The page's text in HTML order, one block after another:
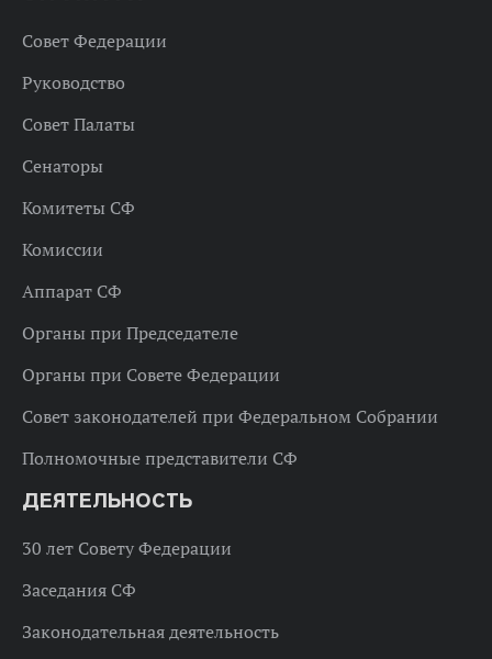
Совет Федерации
Руководство
Совет Палаты
Сенаторы
Комитеты СФ
Комиссии
Аппарат СФ
Органы при Председателе
Органы при Совете Федерации
Совет законодателей при Федеральном Собрании
Полномочные представители СФ
ДЕЯТЕЛЬНОСТЬ
30 лет Совету Федерации
Заседания СФ
Законодательная деятельность